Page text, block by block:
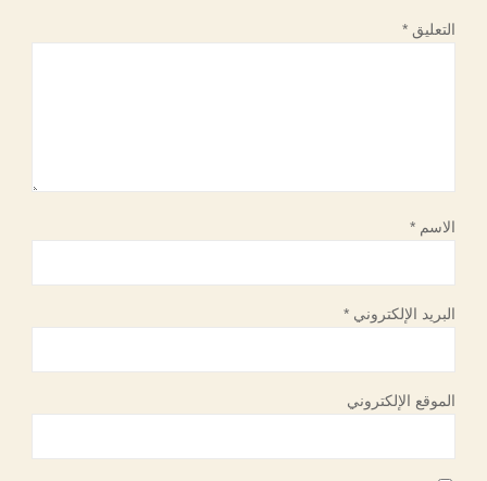
التعليق*
الاسم*
البريد الإلكتروني*
الموقع الإلكتروني